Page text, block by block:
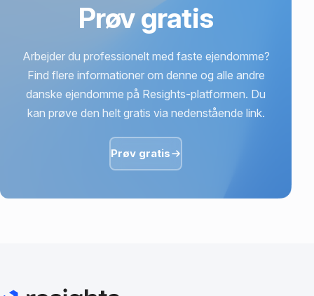
Prøv gratis
Arbejder du professionelt med faste ejendomme?
Find flere informationer om denne og alle andre
danske ejendomme på Resights-platformen. Du
kan prøve den helt gratis via nedenstående link.
Prøv gratis